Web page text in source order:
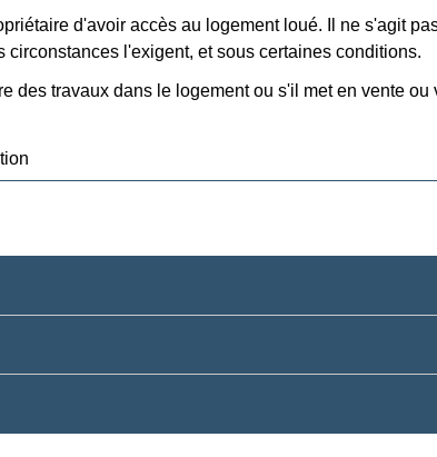
d'avoir accès au logement loué. Il ne s'agit
l'exigent, et sous certaines conditions.
des travaux dans le logement ou s'il met en vente ou